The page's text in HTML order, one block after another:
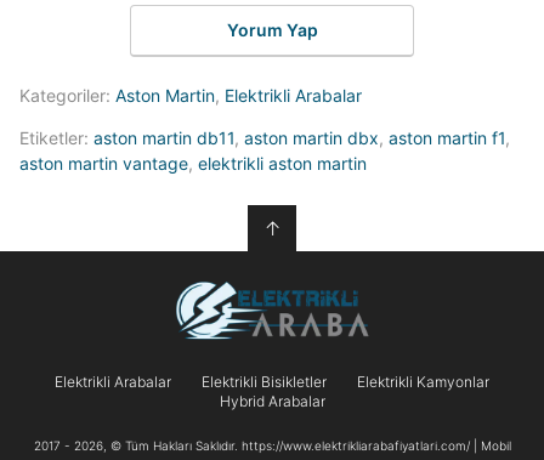
Yorum Yap
Kategoriler: Aston Martin, Elektrikli Arabalar
Etiketler: aston martin db11, aston martin dbx, aston martin f1,
aston martin vantage, elektrikli aston martin
↑
Elektrikli Arabalar Elektrikli Bisikletler
Elektrikli Kamyonlar
Hybrid Arabalar
2017 - 2026, © Tüm Hakları Saklıdır. https://www.elektrikliarabafiyatlari.com/ | Mobil